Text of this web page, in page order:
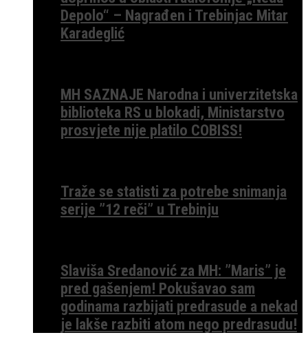
Depolo“ – Nagrađen i Trebinjac Mitar
Karadeglić
MH SAZNAJE Narodna i univerzitetska
biblioteka RS u blokadi, Ministarstvo
prosvjete nije platilo COBISS!
Traže se statisti za potrebe snimanja
serije ”12 reči” u Trebinju
Slaviša Sredanović za MH: ”Maris” je
pred gašenjem! Pokušavao sam
godinama razbijati predrasude a nekad
je lakše razbiti atom nego predrasudu!